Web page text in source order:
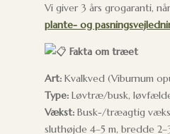
Vi giver 3 års grogaranti,
plante- og
Fakta om træet
Art:Kvalkved (Viburnum
Type:Løvtræ/busk,
Vækst:Busk-/træagtig
sluthøjde 4–5 m, bredde